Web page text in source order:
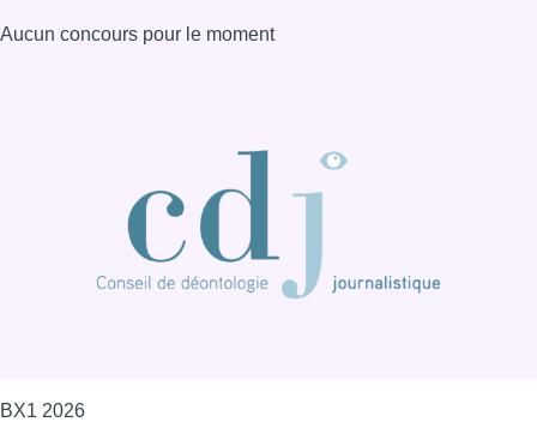
Aucun concours pour le moment
BX1 2026